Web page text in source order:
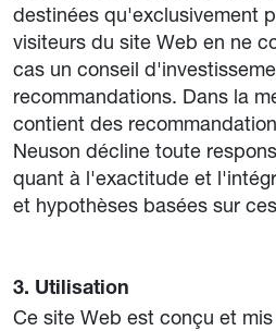
destinées qu'exclusivement
visiteurs du site Web en ne
cas un conseil
recommandations. Dans la
contient des
Neuson décline toute
quant à l'exactitude et
et hypothèses basées sur
3. Utilisation
Ce site Web est conçu et